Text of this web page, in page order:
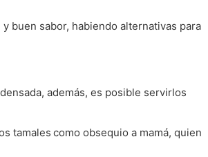
buen sabor, habiendo alternativas para
además, es posible servirlos
tamales como obsequio a mamá, quien